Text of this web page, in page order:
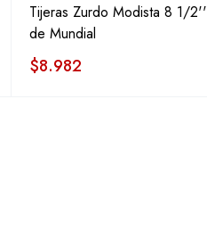
Tijeras Zurdo Modista 8 1/2''
de Mundial
$8.982